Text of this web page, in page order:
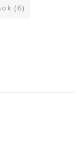
(6)